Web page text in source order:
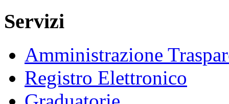
Servizi
Amministrazione
Registro Elettronico